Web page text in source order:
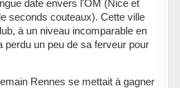
date envers l'OM (Nice et
seconds couteaux). Cette ville
à un niveau incomparable en
perdu un peu de sa ferveur pour
Rennes se mettait à gagner